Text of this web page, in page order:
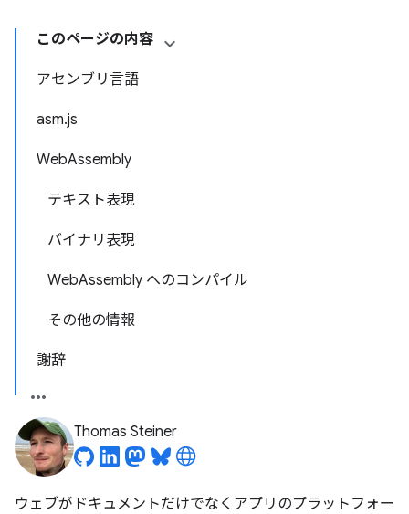
このページの内容
アセンブリ言語
asm.js
WebAssembly
テキスト表現
バイナリ表現
WebAssembly へのコンパイル
その他の情報
謝辞
Thomas Steiner
ウェブがドキュメントだけでなくアプリのプラットフォー